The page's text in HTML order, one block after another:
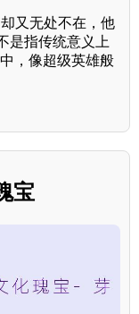
又无处不在，他
是指传统意义上
，像超级英雄般
宝